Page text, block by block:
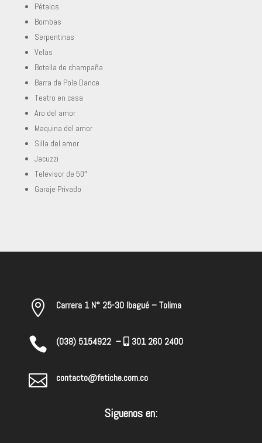
Pétalos
Bombas
Serpentinas
Velas
Botella de champaña
Barra de Pole Dance
Teatro en casa
Aro del amor
Maquina del amor
Silla del amor
Jacuzzi
Televisor de 50″
Garaje Privado
 Carrera 1 N° 25-30 Ibagué – Tolima
 (038) 5154922 – 301 260 2400
 contacto@fetiche.com.co
Siguenos en: